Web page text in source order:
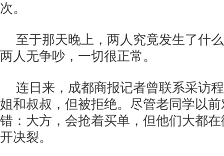
次。
至于那天晚上，两人究竟发生了什
两人无争吵，一切很正常。
连日来，成都商报记者曾联系采访
姐和叔叔，但被拒绝。尽管老同学以
错：大方，会抢着买单，但他们大都
开决裂。